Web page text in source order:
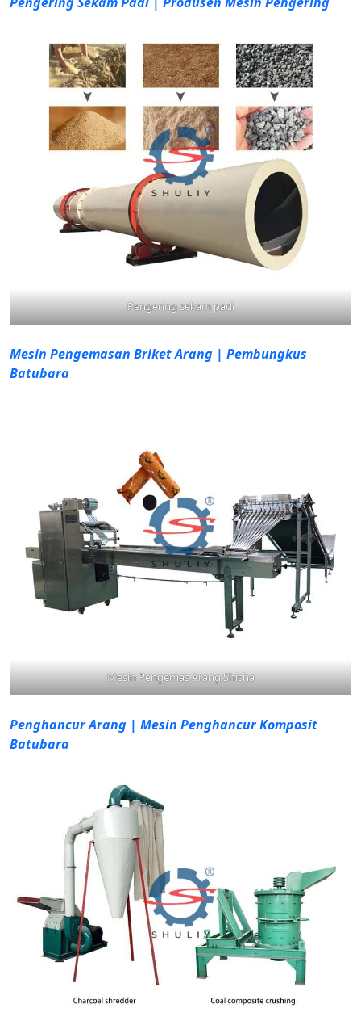
Pengering sekam padi
Mesin Pengemasan Briket Arang | Pembungkus
Batubara
Mesin Pengemas Arang Shisha
Penghancur Arang | Mesin Penghancur Komposit
Batubara